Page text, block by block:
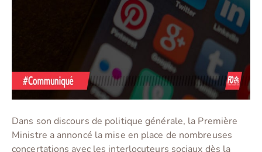
Dans son discours de politique générale, la Première
Ministre a annoncé la mise en place de nombreuses
concertations avec les interlocuteurs sociaux dès la